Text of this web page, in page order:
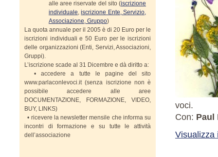
voci.
Con: Paul
Visualizza
alle aree riservate del sito (iscrizione
individuale,iscrizione Ente, Servizio,
Associazione, Gruppo)
La quota annuale per il 2005 è di 20 Euro per le
iscrizioni individuali e 50 Euro per le iscrizioni
delle organizzazioni (Enti, Servizi, Associazioni,
Gruppi).
L’iscrizione scade al 31 Dicembre e dà diritto a:
• accedere a tutte le pagine del sito
www.parlaconlevoci.it (senza iscrizione non è
possibile accedere alle aree
DOCUMENTAZIONE, FORMAZIONE, VIDEO,
BUY, LINKS)
• ricevere la newsletter mensile che informa su
incontri di formazione e su tutte le attività
dell’associazione